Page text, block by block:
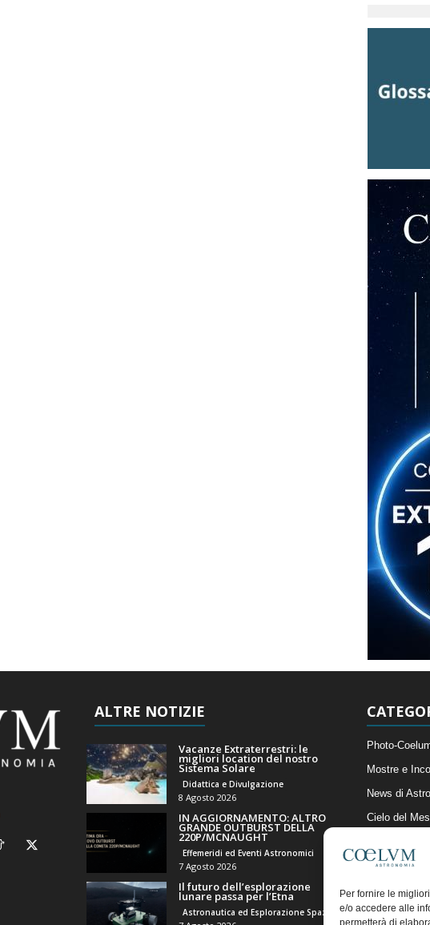
Per fornire le
e/o accedere alle
permetterà di
ALTRE NOTIZIE
Vacanze Extraterrestri: le
migliori location del nostro
Sistema Solare
Didattica e Divulgazione
8 Agosto 2026
IN AGGIORNAMENTO: ALTRO
GRANDE OUTBURST DELLA
220P/MCNAUGHT
Effemeridi ed Eventi Astronomici
7 Agosto 2026
Il futuro dell’esplorazione
lunare passa per l’Etna
Photo-
Mostre e
News di
Cielo del
Articoli e
Il Blog della